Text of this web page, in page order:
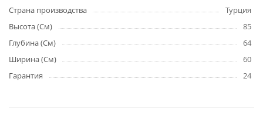
Страна производства
Турция
Высота (См)
85
Глубина (См)
64
Ширина (См)
60
Гарантия
24